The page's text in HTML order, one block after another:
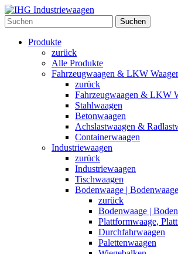
Suchen
Produkte
zurück
Alle Produkte
Fahrzeugwaagen & LKW
zurück
Fahrzeugwaagen & LKW
Stahlwaagen
Betonwaagen
Achslastwaagen &
Containerwaagen
Industriewaagen
zurück
Industriewaagen
Tischwaagen
Bodenwaage |
zurück
Bodenwaage |
Plattformwaage,
Durchfahrwaagen
Palettenwaagen